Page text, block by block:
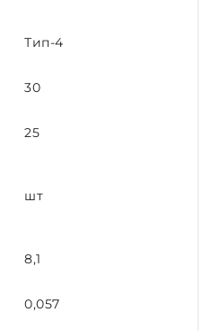
Тип-4
30
25
шт
8,1
0,057